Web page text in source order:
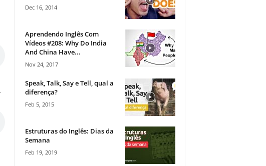
Dec 16, 2014
Aprendendo Inglês Com
Vídeos #208: Why Do India
And China Have...
Nov 24, 2017
Speak, Talk, Say e Tell, qual a
diferença?
Feb 5, 2015
Estruturas do Inglês: Dias da
Semana
Feb 19, 2019